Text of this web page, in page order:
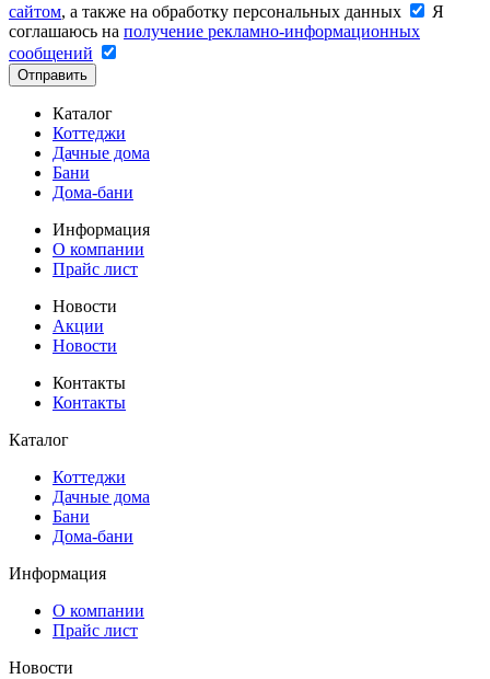
сайтом, а также на обработку персональных данных
Я
соглашаюсь на получение рекламно-информационных
сообщений
Отправить
Каталог
Коттеджи
Дачные дома
Бани
Дома-бани
Информация
О компании
Прайс лист
Новости
Акции
Новости
Контакты
Контакты
Каталог
Коттеджи
Дачные дома
Бани
Дома-бани
Информация
О компании
Прайс лист
Новости